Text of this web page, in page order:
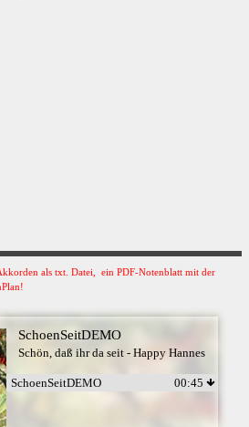
als txt. Datei, ein PDF-Notenblatt mit der
SchoenSeitDEMO
Schön, daß ihr da seit - Happy Hannes
SchoenSeitDEMO 00:45